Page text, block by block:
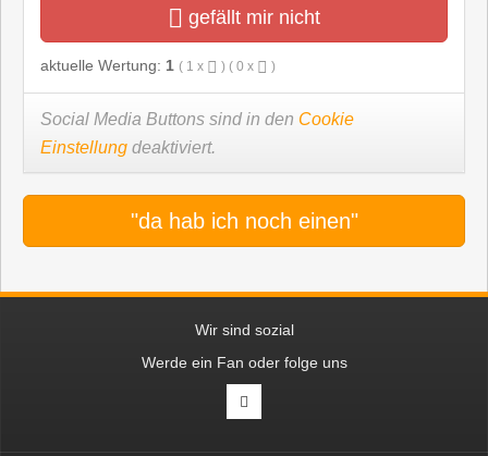
gefällt mir nicht
aktuelle Wertung: 1 ( 1 x ) ( 0 x )
Social Media Buttons sind in den Cookie
Einstellung deaktiviert.
"da hab ich noch einen"
Wir sind sozial
Werde ein Fan oder folge uns